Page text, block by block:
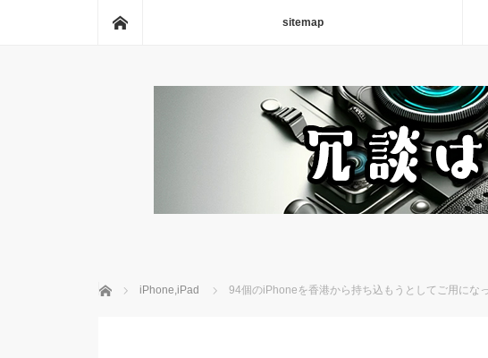
sitemap
ホーム iPhone,iPad 94個のiPhoneを香港から持ち込もうとしてご用にな